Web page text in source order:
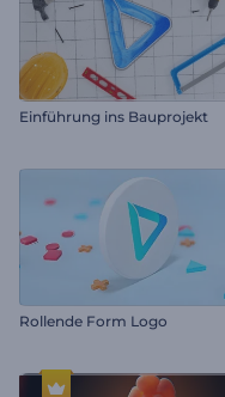
Einführung ins Bauprojekt
Rollende Form Logo